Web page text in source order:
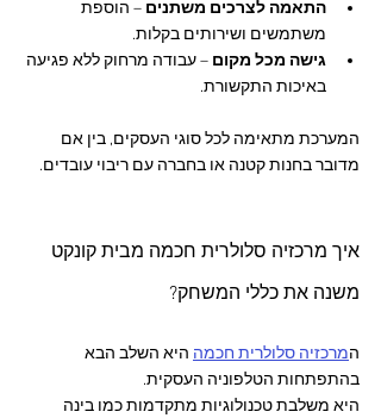
התאמה לצרכים משתנים – הוספת
משתמשים ושירותים בקלות.
גישה מכל מקום – עבודה מרחוק ללא פגיעה
באיכות התקשורת.
המערכת מתאימה לכל סוגי העסקים, בין אם
מדובר בחנות קטנה או בחברה עם ריבוי עובדים.
איך מרכזיה סלולרית חכמה מבית קונקט
משנה את כללי המשחק?
המרכזיה סלולרית חכמה היא השלב הבא
בהתפתחות הטלפוניה העסקית.
היא משלבת טכנולוגיות מתקדמות כמו בינה